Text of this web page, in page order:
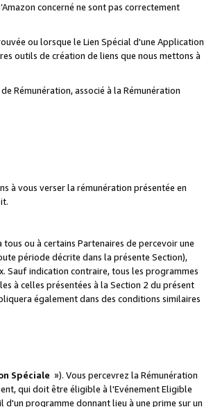
concerné ne sont pas correctement
ou lorsque le Lien Spécial d'une Application
outils de création de liens que nous mettons à
Rémunération, associé à la Rémunération
à vous verser la rémunération présentée en
ou à certains Partenaires de percevoir une
période décrite dans la présente Section),
Sauf indication contraire, tous les programmes
à celles présentées à la Section 2 du présent
également dans des conditions similaires
Spéciale »). Vous percevrez la Rémunération
qui doit être éligible à l'Evénement Eligible
d'un programme donnant lieu à une prime sur un